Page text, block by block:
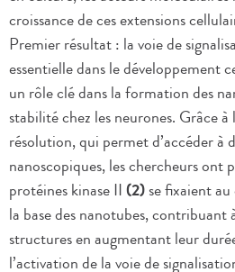
croissance de ces extensions
Premier résultat : la voie de
essentielle dans le développement
un rôle clé dans la formation des
stabilité chez les neurones. Grâce
résolution, qui permet d’accéder à
nanoscopiques, les chercheurs ont
protéines kinase II(2)se fixaient
la base des nanotubes, contribuant
structures en augmentant leur
l’activation de la voie de